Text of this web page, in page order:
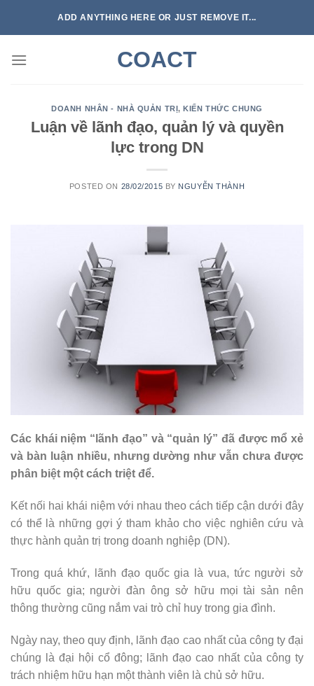
ADD ANYTHING HERE OR JUST REMOVE IT...
COACT
DOANH NHÂN - NHÀ QUẢN TRỊ,KIẾN THỨC CHUNG
Luận về lãnh đạo, quản lý và quyền
lực trong DN
POSTED ON 28/02/2015 BY NGUYỄN THÀNH
Các khái niệm “lãnh đạo” và “quản lý” đã được mổ xẻ
và bàn luận nhiều, nhưng dường như vẫn chưa được
phân biệt một cách triệt để.
Kết nối hai khái niệm với nhau theo cách tiếp cận dưới đây
có thể là những gợi ý tham khảo cho việc nghiên cứu và
thực hành quản trị trong doanh nghiệp (DN).
Trong quá khứ, lãnh đạo quốc gia là vua, tức người sở
hữu quốc gia; người đàn ông sở hữu mọi tài sản nên
thông thường cũng nắm vai trò chỉ huy trong gia đình.
Ngày nay, theo quy định, lãnh đạo cao nhất của công ty đại
chúng là đại hội cổ đông; lãnh đạo cao nhất của công ty
trách nhiệm hữu hạn một thành viên là chủ sở hữu.